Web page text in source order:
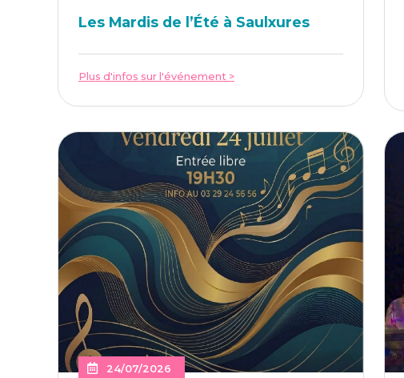
Les Mar­dis de l’É­té à Saulxures
Plus d'infos sur l'événement >
24/07/2026